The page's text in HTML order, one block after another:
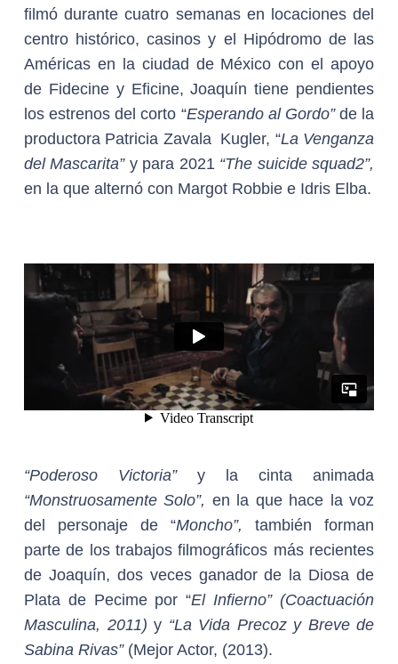
filmó durante cuatro semanas en locaciones del
centro histórico, casinos y el Hipódromo de las
Américas en la ciudad de México con el apoyo
de Fidecine y Eficine, Joaquín tiene pendientes
los estrenos del corto “Esperando al Gordo”de la
productora Patricia Zavala Kugler, “La Venganza
del Mascarita”y para 2021 “The suicide squad2”,
en la que alternó con Margot Robbie e Idris Elba.
“Poderoso Victoria” y la cinta animada
“Monstruosamente Solo”, en la que hace la voz
del personaje de “Moncho”, también forman
parte de los trabajos filmográficos más recientes
de Joaquín, dos veces ganador de la Diosa de
Plata de Pecime por “El Infierno” (Coactuación
Masculina, 2011) y “La Vida Precoz y Breve de
Sabina Rivas”(Mejor Actor, (2013).